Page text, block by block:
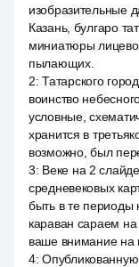
изобразительные
Казань, булгаро
миниатюры
пылающих.
2:Татарского
воинство
условные,
хранится в
возможно, был
3: Веке на 2
средневековых
быть в те периоды
караван сараем на
ваше внимание на
4: